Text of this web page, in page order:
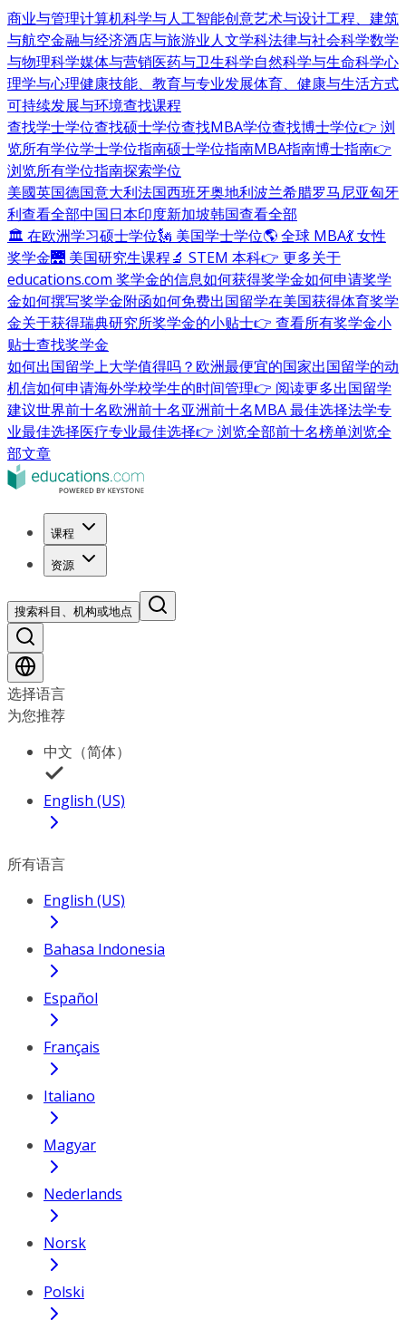
商业与管理计算机科学与人工智能创意艺术与设计工程、建筑
与航空金融与经济酒店与旅游业人文学科法律与社会科学数学
与物理科学媒体与营销医药与卫生科学自然科学与生命科学心
理学与心理健康技能、教育与专业发展体育、健康与生活方式
可持续发展与环境查找课程
查找学士学位查找硕士学位查找MBA学位查找博士学位👉 浏
览所有学位学士学位指南硕士学位指南MBA指南博士指南👉
浏览所有学位指南探索学位
美國英国德国意大利法国西班牙奥地利波兰希腊罗马尼亚匈牙
利查看全部中国日本印度新加坡韩国查看全部
🏛 在欧洲学习硕士学位🗽 美国学士学位🌎 全球 MBA💃 女性
奖学金🌉 美国研究生课程🔬 STEM 本科👉 更多关于
educations.com 奖学金的信息如何获得奖学金如何申请奖学
金如何撰写奖学金附函如何免费出国留学在美国获得体育奖学
金关于获得瑞典研究所奖学金的小贴士👉 查看所有奖学金小
贴士查找奖学金
如何出国留学上大学值得吗？ 欧洲最便宜的国家出国留学的动
机信如何申请海外学校学生的时间管理👉 阅读更多出国留学
建议世界前十名欧洲前十名亚洲前十名MBA 最佳选择法学专
业最佳选择医疗专业最佳选择👉 浏览全部前十名榜单浏览全
部文章
课程
资源
搜索科目、机构或地点
选择语言
为您推荐
中文（简体）
English (US)
所有语言
English (US)
Bahasa Indonesia
Español
Français
Italiano
Magyar
Nederlands
Norsk
Polski